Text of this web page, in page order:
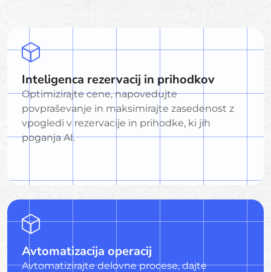
Inteligenca rezervacij in prihodkov
Optimizirajte cene, napovedujte
povpraševanje in maksimirajte zasedenost z
vpogledi v rezervacije in prihodke, ki jih
poganja AI.
Avtomatizacija operacij
Avtomatizirajte delovne procese, dajte